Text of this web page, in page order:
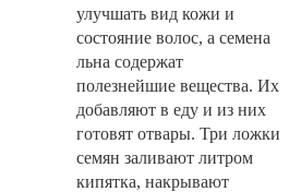
улучшать вид кожи и
состояние волос, а семена
льна содержат
полезнейшие вещества. Их
добавляют в еду и из них
готовят отвары. Три ложки
семян заливают литром
кипятка, накрывают